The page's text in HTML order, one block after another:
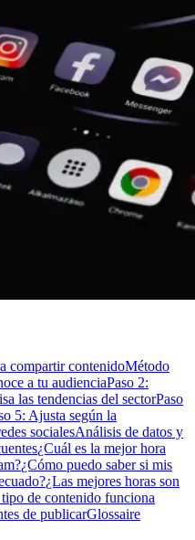
compartir contenidoMétodo
a tu audienciaPaso 2:
las tendencias del sectorPaso
5: Ajusta según la
socialesAnálisis de datos y
¿Cuál es la mejor hora
¿Cómo puedo saber si mis
¿Las mejores horas son
de contenido funciona
de publicarGlossaire